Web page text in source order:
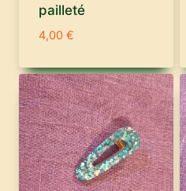
pailleté
4,00 €